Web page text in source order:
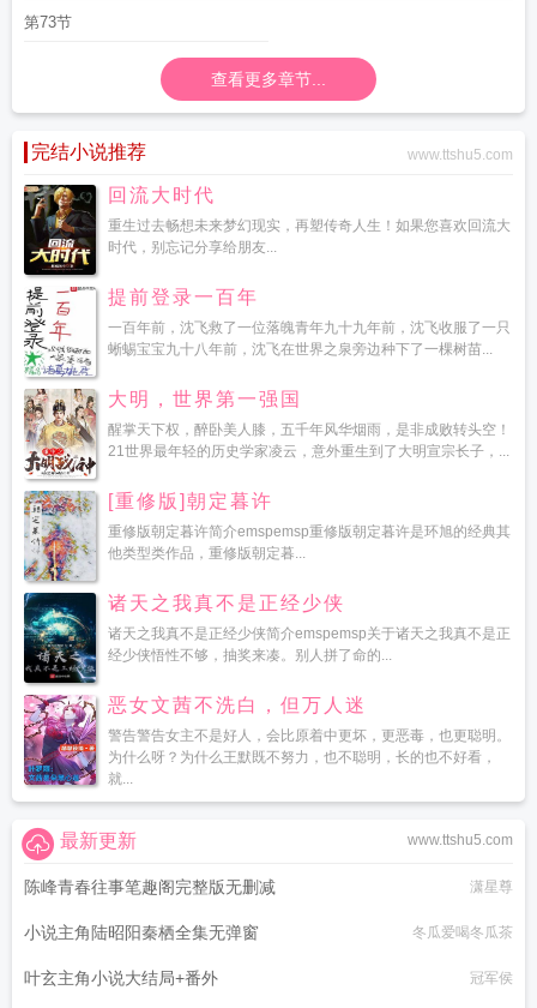
第73节
查看更多章节...
完结小说推荐 www.ttshu5.com
回流大时代
重生过去畅想未来梦幻现实，再塑传奇人生！如果您喜欢回流大
时代，别忘记分享给朋友...
提前登录一百年
一百年前，沈飞救了一位落魄青年九十九年前，沈飞收服了一只
蜥蜴宝宝九十八年前，沈飞在世界之泉旁边种下了一棵树苗...
大明，世界第一强国
醒掌天下权，醉卧美人膝，五千年风华烟雨，是非成败转头空！
21世界最年轻的历史学家凌云，意外重生到了大明宣宗长子，...
[重修版]朝定暮许
重修版朝定暮许简介emspemsp重修版朝定暮许是环旭的经典其
他类型类作品，重修版朝定暮...
诸天之我真不是正经少侠
诸天之我真不是正经少侠简介emspemsp关于诸天之我真不是正
经少侠悟性不够，抽奖来凑。别人拼了命的...
恶女文茜不洗白，但万人迷
警告警告女主不是好人，会比原着中更坏，更恶毒，也更聪明。
为什么呀？为什么王默既不努力，也不聪明，长的也不好看，
就...
www.ttshu5.com
最新更新
陈峰青春往事笔趣阁完整版无删减 潇星尊
小说主角陆昭阳秦栖全集无弹窗 冬瓜爱喝冬瓜茶
叶玄主角小说大结局+番外 冠军侯